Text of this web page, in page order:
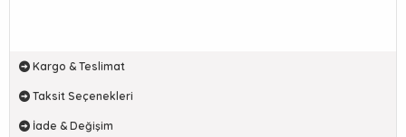
Kargo & Teslimat
Taksit Seçenekleri
İade & Değişim